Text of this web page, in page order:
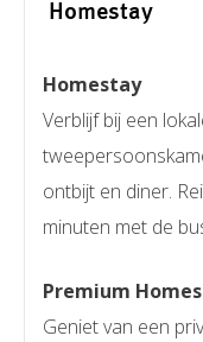
Homestay
Homestay
Verblijf bij een
ontbijt en diner.
minuten met de
Premium
Geniet van een